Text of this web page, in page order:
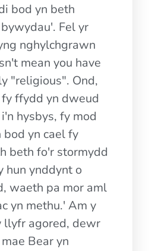
bod yn beth
Fel yr
nghylchgrawn
mean you have
"religious". Ond,
ffydd yn dweud
hysbys, fy mod
yn cael fy
beth fo'r stormydd
hun ynddynt o
waeth pa mor aml
yn methu.' Am y
llyfr agored, dewr
Bear yn